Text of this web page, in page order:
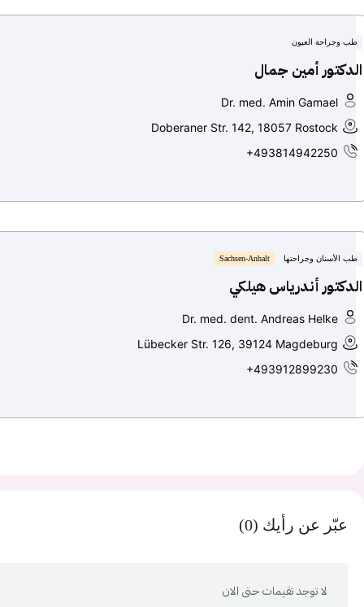
طب وجراحة العيون
الدكتور أمين جمال
Dr. med. Amin Gamael
Doberaner Str. 142, 18057 Rostock
+493814942250
طب الأسنان وجراحتها Sachsen-Anhalt
الدكتور أندرياس هيلكي
Dr. med. dent. Andreas Helke
Lübecker Str. 126, 39124 Magdeburg
+493912899230
عبّر عن رأيك (0)
لا توجد تقيمات حتى الان